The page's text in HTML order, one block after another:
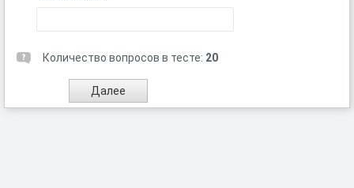
Количество вопросов в тесте: 20